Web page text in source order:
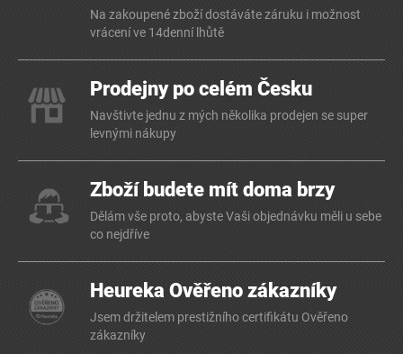
Na zakoupené zboží dostáváte záruku i možnost
vrácení ve 14denní lhůtě
Prodejny po celém Česku
Navštivte jednu z mých několika prodejen se super
levnými nákupy
Zboží budete mít doma brzy
Dělám vše proto, abyste Vaši objednávku měli u sebe
co nejdříve
Heureka Ověřeno zákazníky
Jsem držitelem prestižního certifikátu Ověřeno
zákazníky